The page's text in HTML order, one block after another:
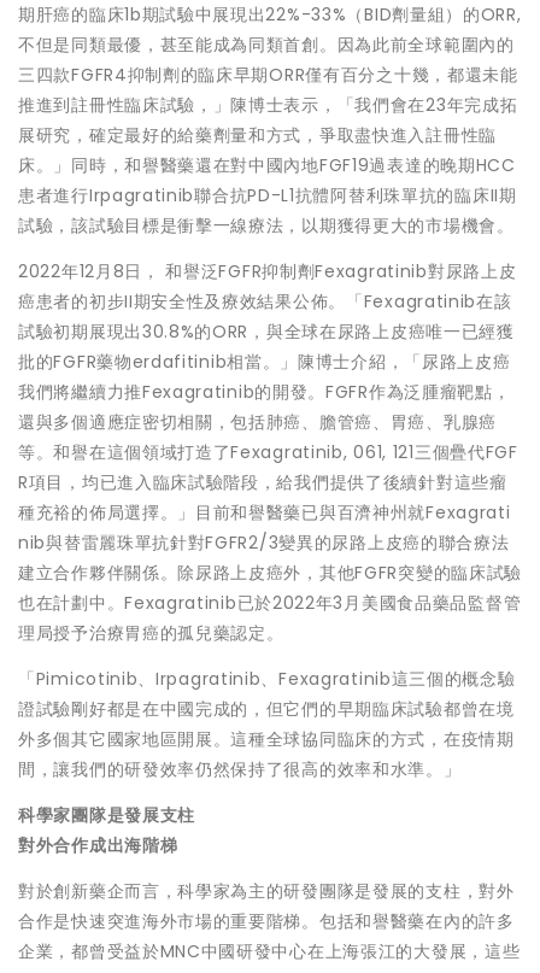
期肝癌的臨床1b期試驗中展現出22%-33%（BID劑量組）的ORR,
不但是同類最優，甚至能成為同類首創。因為此前全球範圍內的
三四款FGFR4抑制劑的臨床早期ORR僅有百分之十幾，都還未能
推進到註冊性臨床試驗，」陳博士表示，「我們會在23年完成拓
展研究，確定最好的給藥劑量和方式，爭取盡快進入註冊性臨
床。」同時，和譽醫藥還在對中國內地FGF19過表達的晚期HCC
患者進行Irpagratinib聯合抗PD-L1抗體阿替利珠單抗的臨床II期
試驗，該試驗目標是衝擊一線療法，以期獲得更大的市場機會。
2022年12月8日， 和譽泛FGFR抑制劑Fexagratinib對尿路上皮
癌患者的初步II期安全性及療效結果公佈。「Fexagratinib在該
試驗初期展現出30.8%的ORR，與全球在尿路上皮癌唯一已經獲
批的FGFR藥物erdafitinib相當。」陳博士介紹，「尿路上皮癌
我們將繼續力推Fexagratinib的開發。FGFR作為泛腫瘤靶點，
還與多個適應症密切相關，包括肺癌、膽管癌、胃癌、乳腺癌
等。和譽在這個領域打造了Fexagratinib, 061, 121三個疊代FGF
R項目，均已進入臨床試驗階段，給我們提供了後續針對這些瘤
種充裕的佈局選擇。」目前和譽醫藥已與百濟神州就Fexagrati
nib與替雷麗珠單抗針對FGFR2/3變異的尿路上皮癌的聯合療法
建立合作夥伴關係。除尿路上皮癌外，其他FGFR突變的臨床試驗
也在計劃中。Fexagratinib已於2022年3月美國食品藥品監督管
理局授予治療胃癌的孤兒藥認定。
「Pimicotinib、Irpagratinib、Fexagratinib這三個的概念驗
證試驗剛好都是在中國完成的，但它們的早期臨床試驗都曾在境
外多個其它國家地區開展。這種全球協同臨床的方式，在疫情期
間，讓我們的研發效率仍然保持了很高的效率和水準。」
科學家團隊是發展支柱
對外合作成出海階梯
對於創新藥企而言，科學家為主的研發團隊是發展的支柱，對外
合作是快速突進海外市場的重要階梯。包括和譽醫藥在內的許多
企業，都曾受益於MNC中國研發中心在上海張江的大發展，這些